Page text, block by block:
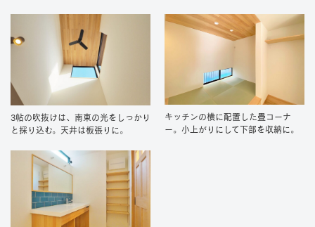
3帖の吹抜けは、南東の光をしっかり
と採り込む。天井は板張りに。
キッチンの横に配置した畳コーナ
ー。小上がりにして下部を収納に。